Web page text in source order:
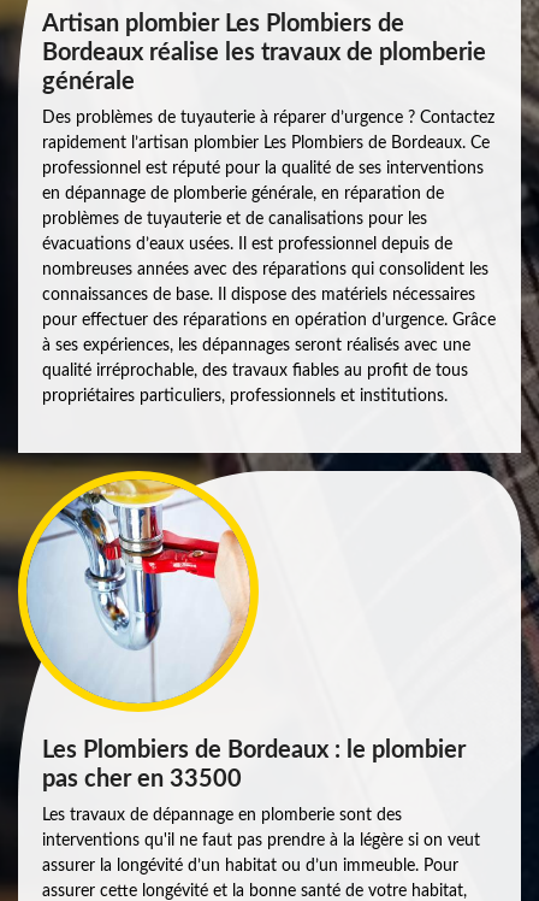
Artisan plombier Les Plombiers de
Bordeaux réalise les travaux de plomberie
générale
Des problèmes de tuyauterie à réparer d’urgence ? Contactez
rapidement l’artisan plombier Les Plombiers de Bordeaux. Ce
professionnel est réputé pour la qualité de ses interventions
en dépannage de plomberie générale, en réparation de
problèmes de tuyauterie et de canalisations pour les
évacuations d’eaux usées. Il est professionnel depuis de
nombreuses années avec des réparations qui consolident les
connaissances de base. Il dispose des matériels nécessaires
pour effectuer des réparations en opération d’urgence. Grâce
à ses expériences, les dépannages seront réalisés avec une
qualité irréprochable, des travaux fiables au profit de tous
propriétaires particuliers, professionnels et institutions.
Les Plombiers de Bordeaux : le plombier
pas cher en 33500
Les travaux de dépannage en plomberie sont des
interventions qu'il ne faut pas prendre à la légère si on veut
assurer la longévité d’un habitat ou d’un immeuble. Pour
assurer cette longévité et la bonne santé de votre habitat,